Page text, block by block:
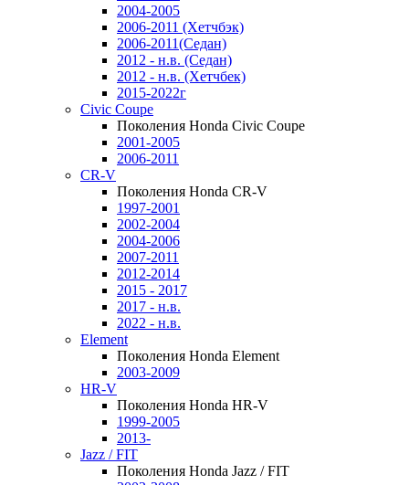
2004-2005
2006-2011 (Хетчбэк)
2006-2011(Седан)
2012 - н.в. (Седан)
2012 - н.в. (Хетчбек)
2015-2022г
Civic Coupe
Поколения Honda Civic Coupe
2001-2005
2006-2011
CR-V
Поколения Honda CR-V
1997-2001
2002-2004
2004-2006
2007-2011
2012-2014
2015 - 2017
2017 - н.в.
2022 - н.в.
Element
Поколения Honda Element
2003-2009
HR-V
Поколения Honda HR-V
1999-2005
2013-
Jazz / FIT
Поколения Honda Jazz / FIT